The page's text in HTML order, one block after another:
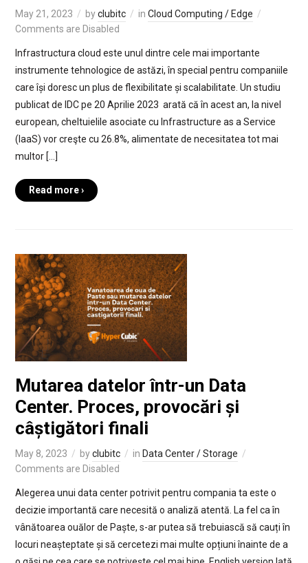
May 21, 2023 byclubitc in Cloud Computing / Edge
Comments are Disabled
Infrastructura cloud este unul dintre cele mai importante
instrumente tehnologice de astăzi, în special pentru companiile
care își doresc un plus de flexibilitate și scalabilitate. Un studiu
publicat de IDC pe 20 Aprilie 2023 arată că în acest an, la nivel
european, cheltuielile asociate cu Infrastructure as a Service
(IaaS) vor creşte cu 26.8%, alimentate de necesitatea tot mai
multor […]
Read more ›
Mutarea datelor într-un Data
Center. Proces, provocări și
câștigători finali
May 8, 2023 byclubitc in Data Center / Storage
Comments are Disabled
Alegerea unui data center potrivit pentru compania ta este o
decizie importantă care necesită o analiză atentă. La fel ca în
vânătoarea ouălor de Paște, s-ar putea să trebuiască să cauți în
locuri neașteptate și să cercetezi mai multe opțiuni înainte de a